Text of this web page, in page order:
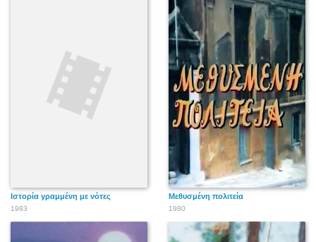
Ιστορία γραμμένη με νότες
1983
Μεθυσμένη πολιτεία
1980